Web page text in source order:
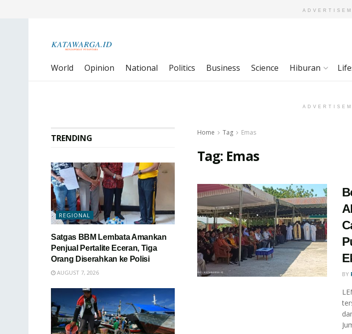
World Opinion National Politics Business Science Hiburan
Home Tag Emas
Tag: Emas
BY
TRENDING
REGIONAL
Satgas BBM Lembata Amankan
Penjual Pertalite Eceran, Tiga
Orang Diserahkan ke Polisi
AUGUST 7, 2026